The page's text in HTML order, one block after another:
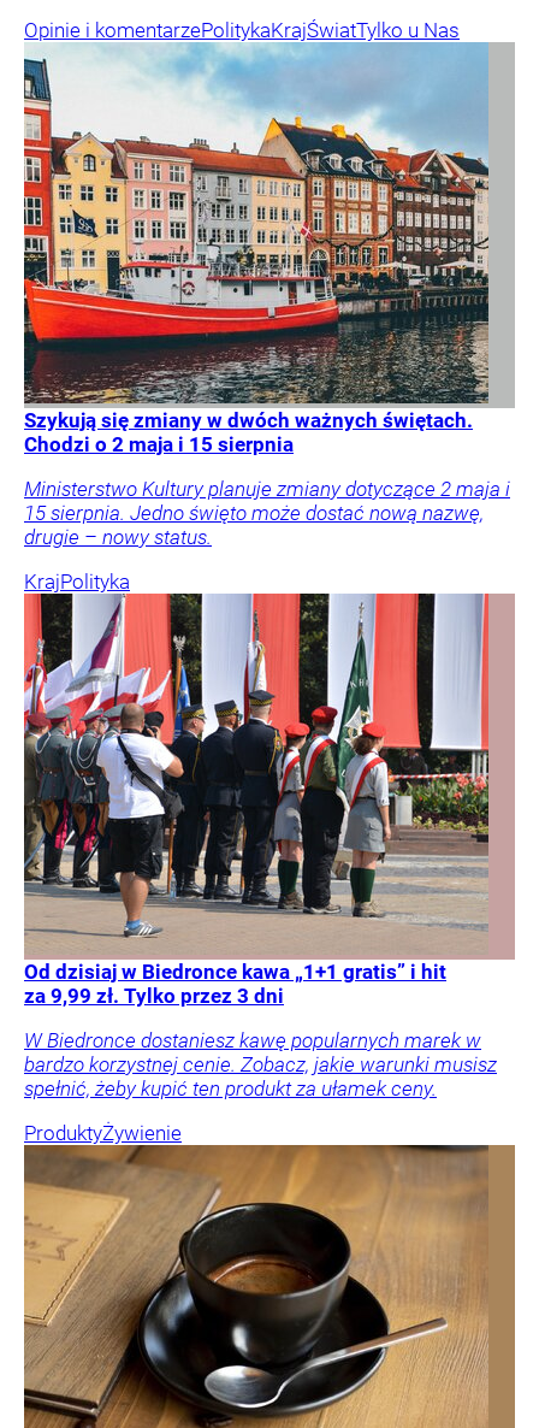
Opinie i komentarzePolitykaKrajŚwiatTylko u Nas
Szykują się zmiany w dwóch ważnych świętach.
Chodzi o 2 maja i 15 sierpnia
Ministerstwo Kultury planuje zmiany dotyczące 2 maja i
15 sierpnia. Jedno święto może dostać nową nazwę,
drugie – nowy status.
KrajPolityka
Od dzisiaj w Biedronce kawa „1+1 gratis” i hit
za 9,99 zł. Tylko przez 3 dni
W Biedronce dostaniesz kawę popularnych marek w
bardzo korzystnej cenie. Zobacz, jakie warunki musisz
spełnić, żeby kupić ten produkt za ułamek ceny.
ProduktyŻywienie